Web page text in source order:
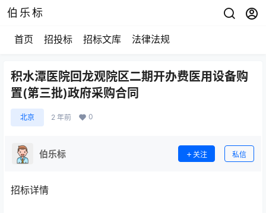
伯乐标
首页 招投标 招标文库 法律法规
积水潭医院回龙观院区二期开办费医用设备购
置(第三批)政府采购合同
北京 2 年前 0
伯乐标 关注 私信
招标详情